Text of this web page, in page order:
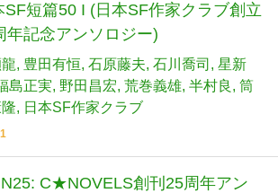
SF短篇50 I (日本SF作家クラブ創立
年記念アンソロジー)
豊田有恒 石原藤夫 石川喬司
星新
島正実 野田昌宏 荒巻義雄 半村良
筒
日本SF作家クラブ
C★NOVELS創刊25周年アン